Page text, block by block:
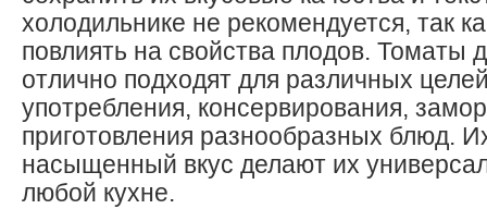
холодильнике не рекомендуется, так
повлиять на свойства плодов. Томаты
отлично подходят для различных
употребления, консервирования,
приготовления разнообразных блюд.
насыщенный вкус делают их
любой кухне.